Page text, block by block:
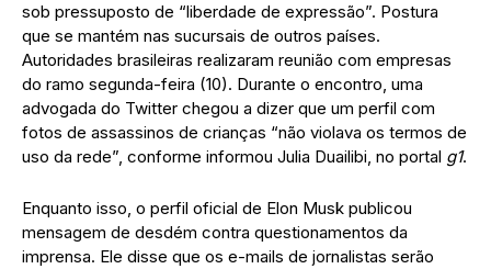
sob pressuposto de “liberdade de expressão”. Postura
que se mantém nas sucursais de outros países.
Autoridades brasileiras realizaram reunião com empresas
do ramo segunda-feira (10). Durante o encontro, uma
advogada do Twitter chegou a dizer que um perfil com
fotos de assassinos de crianças “não violava os termos de
uso da rede”, conforme informou Julia Duailibi, no portal g1.
Enquanto isso, o perfil oficial de Elon Musk publicou
mensagem de desdém contra questionamentos da
imprensa. Ele disse que os e-mails de jornalistas serão